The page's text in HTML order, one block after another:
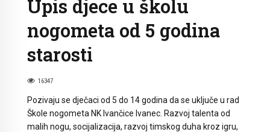
Upis djece u školu
nogometa od 5 godina
starosti
16347
Pozivaju se dječaci od 5 do 14 godina da se uključe u rad
Škole nogometa NK Ivančice Ivanec. Razvoj talenta od
malih nogu, socijalizacija, razvoj timskog duha kroz igru,